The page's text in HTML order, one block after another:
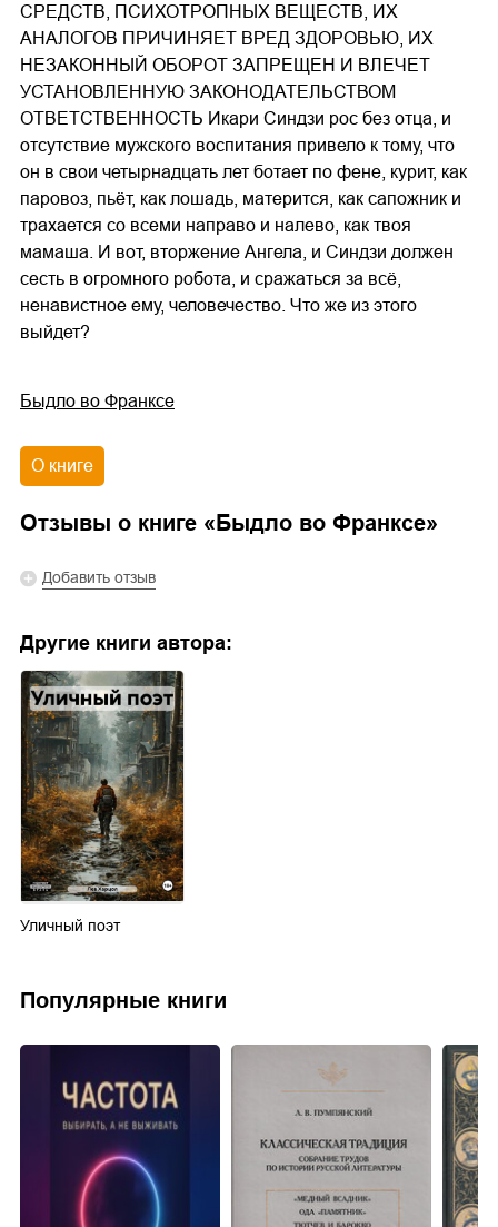
СРЕДСТВ, ПСИХОТРОПНЫХ ВЕЩЕСТВ, ИХ
АНАЛОГОВ ПРИЧИНЯЕТ ВРЕД ЗДОРОВЬЮ, ИХ
НЕЗАКОННЫЙ ОБОРОТ ЗАПРЕЩЕН И ВЛЕЧЕТ
УСТАНОВЛЕННУЮ ЗАКОНОДАТЕЛЬСТВОМ
ОТВЕТСТВЕННОСТЬ Икари Синдзи рос без отца, и
отсутствие мужского воспитания привело к тому, что
он в свои четырнадцать лет ботает по фене, курит, как
паровоз, пьёт, как лошадь, матерится, как сапожник и
трахается со всеми направо и налево, как твоя
мамаша. И вот, вторжение Ангела, и Синдзи должен
сесть в огромного робота, и сражаться за всё,
ненавистное ему, человечество. Что же из этого
выйдет?
Быдло во Франксе
О книге
Отзывы о книге « Быдло во Франксе»
Добавить отзыв
Другие книги автора:
Уличный поэт
Популярные книги